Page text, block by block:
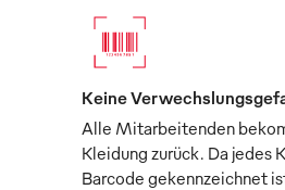
Keine
Alle Mitarbeitenden
Kleidung zurück. Da jedes
Barcode gekennzeichnet